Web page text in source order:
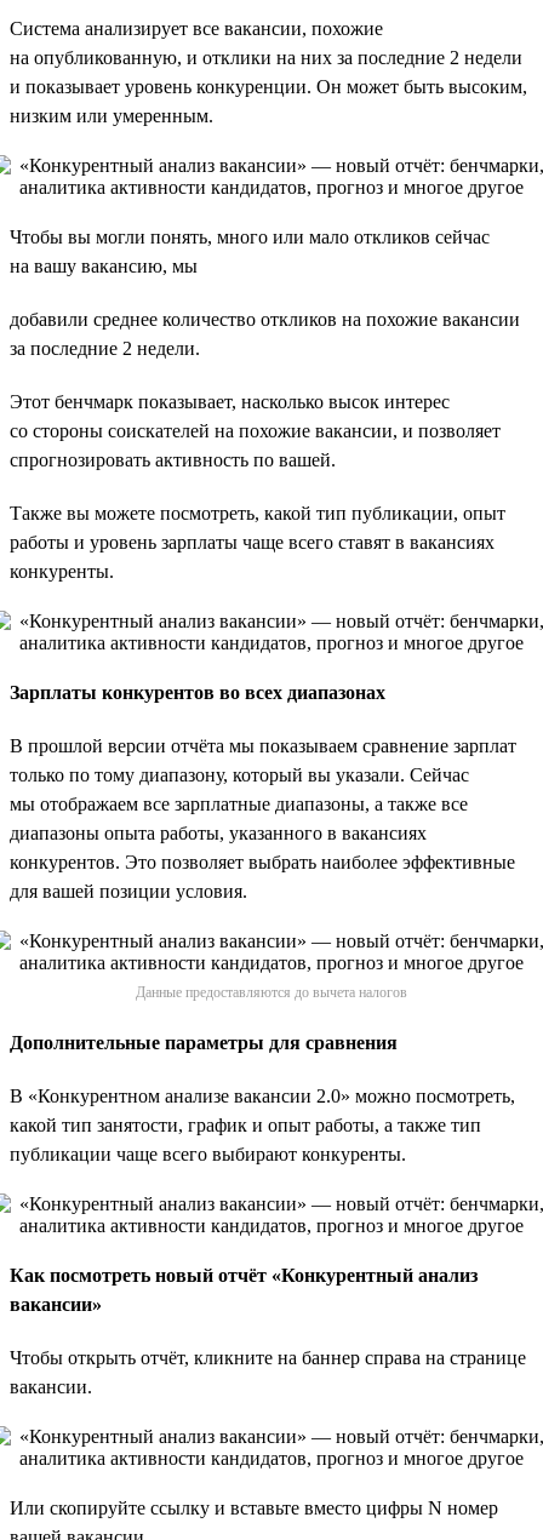
Система анализирует все вакансии, похожие
на опубликованную, и отклики на них за последние 2 недели
и показывает уровень конкуренции. Он может быть высоким,
низким или умеренным.
Чтобы вы могли понять, много или мало откликов сейчас
на вашу вакансию, мы
добавили среднее количество откликов на похожие вакансии
за последние 2 недели.
Этот бенчмарк показывает, насколько высок интерес
со стороны соискателей на похожие вакансии, и позволяет
спрогнозировать активность по вашей.
Также вы можете посмотреть, какой тип публикации, опыт
работы и уровень зарплаты чаще всего ставят в вакансиях
конкуренты.
Зарплаты конкурентов во всех диапазонах
В прошлой версии отчёта мы показываем сравнение зарплат
только по тому диапазону, который вы указали. Сейчас
мы отображаем все зарплатные диапазоны, а также все
диапазоны опыта работы, указанного в вакансиях
конкурентов. Это позволяет выбрать наиболее эффективные
для вашей позиции условия.
Данные предоставляются до вычета налогов
Дополнительные параметры для сравнения
В «Конкурентном анализе вакансии 2.0» можно посмотреть,
какой тип занятости, график и опыт работы, а также тип
публикации чаще всего выбирают конкуренты.
Как посмотреть новый отчёт «Конкурентный анализ
вакансии»
Чтобы открыть отчёт, кликните на баннер справа на странице
вакансии.
Или скопируйте ссылку и вставьте вместо цифры N номер